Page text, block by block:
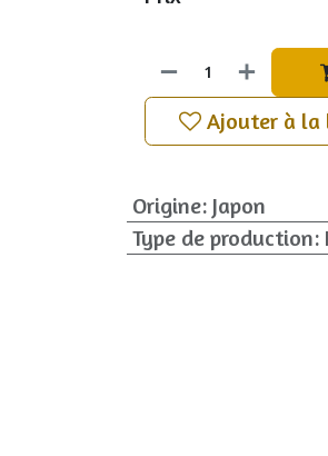
Ajouter à la
Origine: Japon
Type de production: